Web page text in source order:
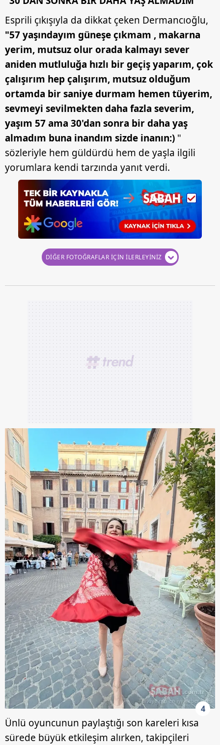
Esprili çıkışıyla da dikkat çeken Dermancıoğlu,
"57 yaşındayım güneşe çıkmam , makarna
yerim, mutsuz olur orada kalmayı sever
aniden mutluluğa hızlı bir geçiş yaparım, çok
çalışırım hep çalışırım, mutsuz olduğum
ortamda bir saniye durmam hemen tüyerim,
sevmeyi sevilmekten daha fazla severim,
yaşım 57 ama 30'dan sonra bir daha yaş
almadım buna inandım sizde inanın:) "
sözleriyle hem güldürdü hem de yaşla ilgili
yorumlara kendi tarzında yanıt verdi.
DİĞER FOTOĞRAFLAR İÇİN İLERLEYİNİZ
4
Ünlü oyuncunun paylaştığı son kareleri kısa
sürede büyük etkileşim alırken, takipçileri